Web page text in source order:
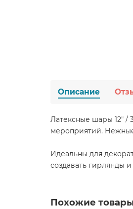
Описание
Латексные шары 12" /
мероприятий. Нежные
Идеальны для
создавать гирлянды
Похожие